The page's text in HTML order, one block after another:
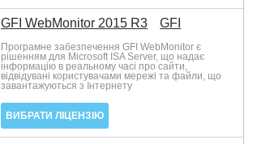
GFI WebMonitor 2015 R3 GFI
Програмне забезпечення GFI WebMonitor є
рішенням для Microsoft ISA Server, що надає
інформацію в реальному часі про сайти,
відвідувані користувачами мережі та файли, що
завантажуються з Інтернету
ВИБРАТИ ЛІЦЕНЗІЮ